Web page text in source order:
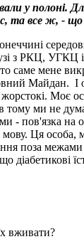
у полоні.
та все ж, -
з РКЦ, УГКЦ
саме мене
Майдан. І
Моє
тому ми не
- пов'язка на
мову. Ця
поза
діабетикові
вживати?